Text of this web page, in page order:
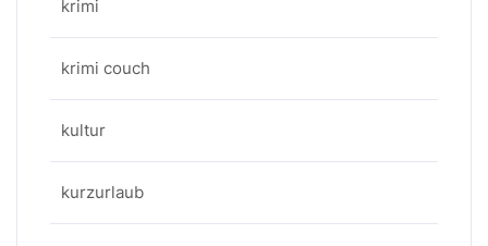
krimi
krimi couch
kultur
kurzurlaub